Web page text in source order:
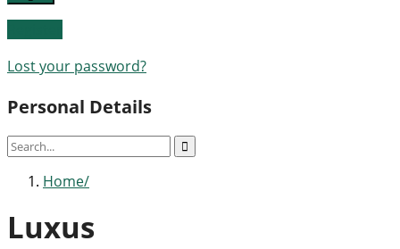
Lost your password?
Personal Details
Home
Luxus